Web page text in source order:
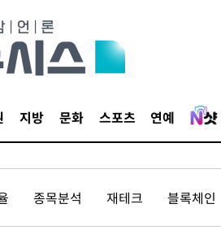
지방 문화 스포츠 연예
종목분석 재테크 블록체인